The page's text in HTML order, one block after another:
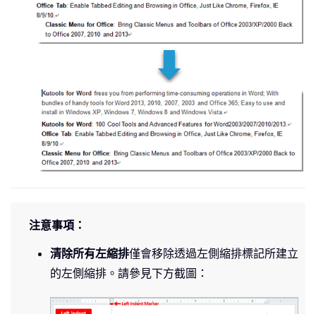
注意事項：
清除所有左縮排僅會移除透過左側縮排標記所建立
的左側縮排。請參見下方截圖：